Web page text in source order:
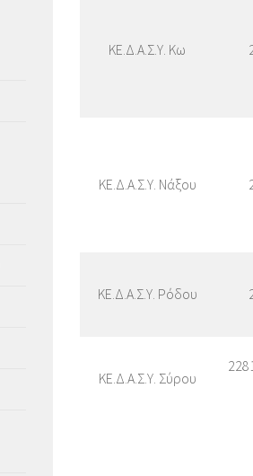
ΚΕ.Δ.Α.Σ.Υ. Κω
ΚΕ.Δ.Α.Σ.Υ. Νάξου
ΚΕ.Δ.Α.Σ.Υ. Ρόδου
ΚΕ.Δ.Α.Σ.Υ. Σύρου